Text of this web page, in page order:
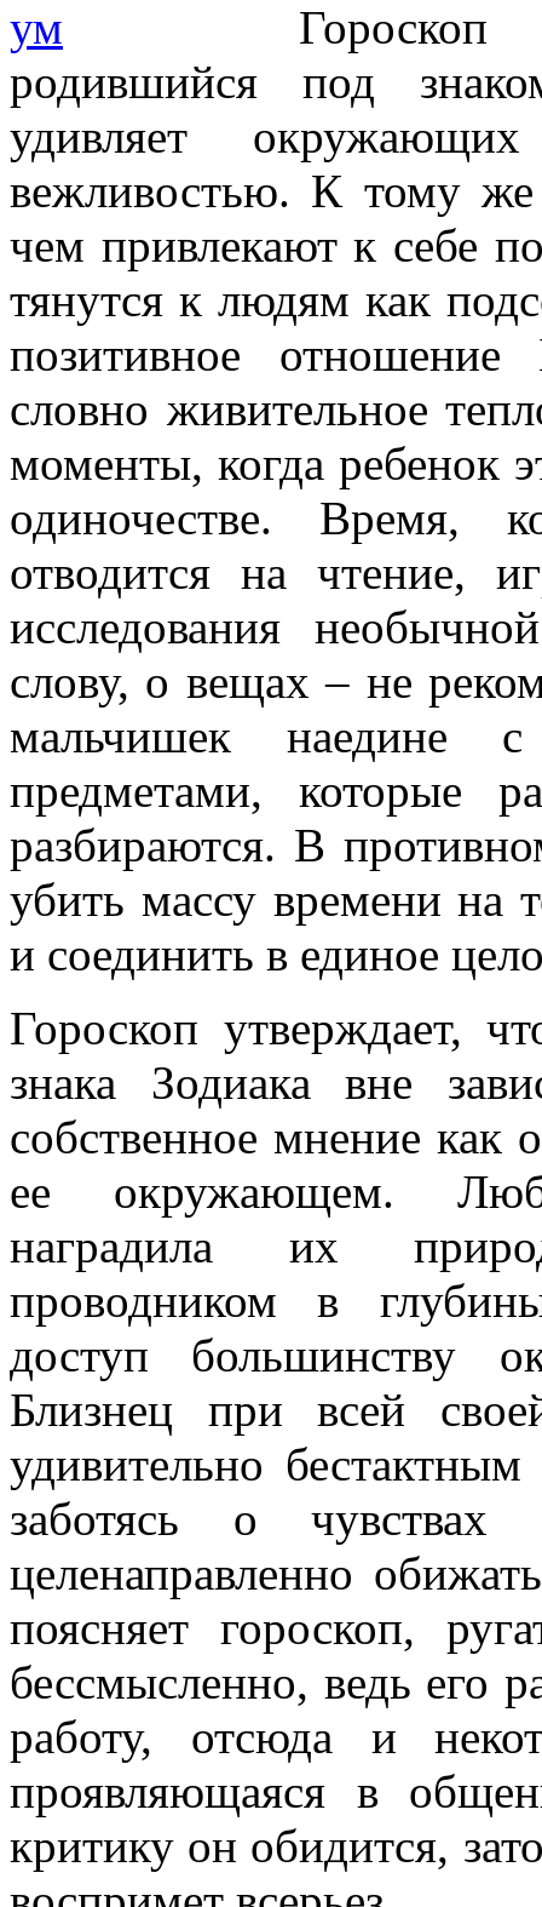
родившийся под
удивляет
вежливостью. К тому
чем привлекают к себе
тянутся к людям как
позитивное
словно живительное
моменты, когда ребенок
одиночестве. Время,
отводится на чтение,
исследования
слову, о вещах – не
мальчишек наедине
предметами, которые
разбираются. В
убить массу времени на
и соединить в единое
Гороскоп утверждает,
знака Зодиака вне
собственное мнение как
ее окружающем.
наградила их
проводником в
доступ большинству
Близнец при всей
удивительно
заботясь о
целенаправленно
поясняет гороскоп,
бессмысленно, ведь его
работу, отсюда и
проявляющаяся в
критику он обидится,